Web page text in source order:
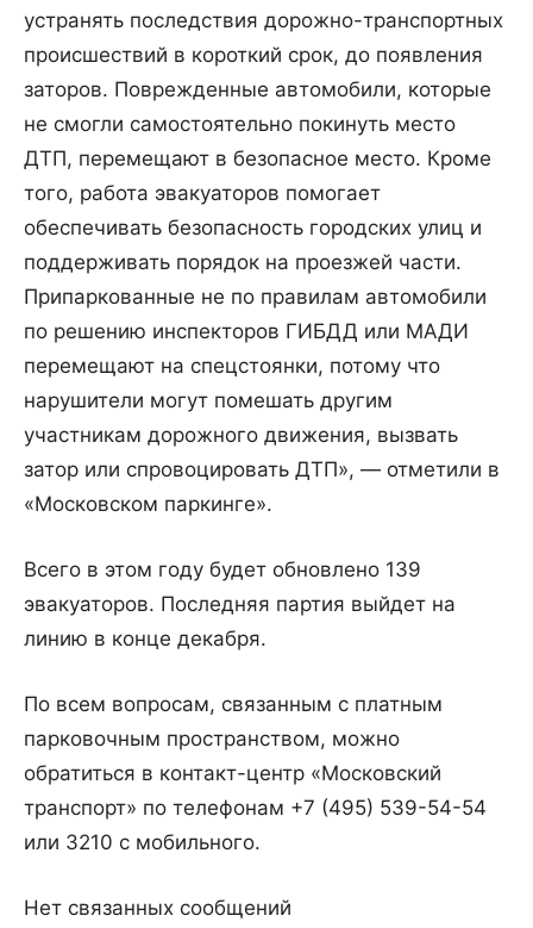
устранять последствия дорожно-транспортных
происшествий в короткий срок, до появления
заторов. Поврежденные автомобили, которые
не смогли самостоятельно покинуть место
ДТП, перемещают в безопасное место. Кроме
того, работа эвакуаторов помогает
обеспечивать безопасность городских улиц и
поддерживать порядок на проезжей части.
Припаркованные не по правилам автомобили
по решению инспекторов ГИБДД или МАДИ
перемещают на спецстоянки, потому что
нарушители могут помешать другим
участникам дорожного движения, вызвать
затор или спровоцировать ДТП», — отметили в
«Московском паркинге».
Всего в этом году будет обновлено 139
эвакуаторов. Последняя партия выйдет на
линию в конце декабря.
По всем вопросам, связанным с платным
парковочным пространством, можно
обратиться в контакт-центр «Московский
транспорт» по телефонам +7 (495) 539-54-54
или 3210 с мобильного.
Нет связанных сообщений